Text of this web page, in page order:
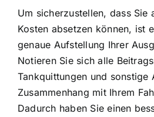
Um sicherzustellen, dass Sie
Kosten absetzen können, ist
genaue Aufstellung Ihrer
Notieren Sie sich alle
Tankquittungen und sonstige
Zusammenhang mit Ihrem
Dadurch haben Sie einen